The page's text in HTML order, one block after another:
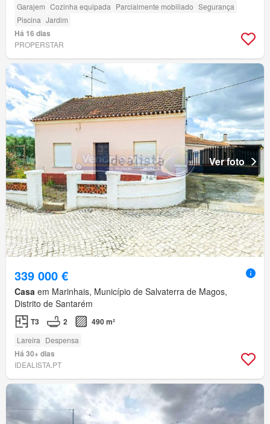
Garajem Cozinha equipada Parcialmente mobiliado Segurança
Piscina Jardim
Há 16 dias
PROPERSTAR
Ver foto
339 000 €
Casa em Marinhais, Município de Salvaterra de Magos,
Distrito de Santarém
T3 2 490 m²
Lareira Despensa
Há 30+ dias
IDEALISTA.PT